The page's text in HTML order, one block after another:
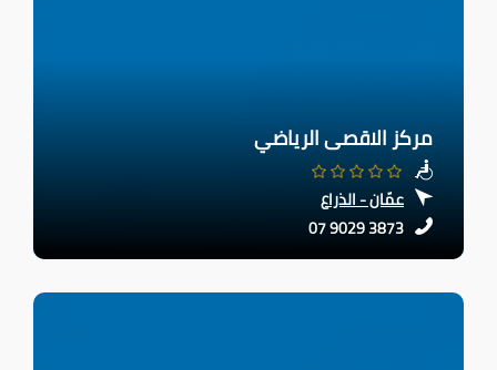
مركز الاقصى الرياضي
عمّان - الذراع
07 9029 3873